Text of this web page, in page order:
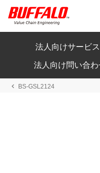
法人向けサービス
法人向け問い合
BS-GSL2124